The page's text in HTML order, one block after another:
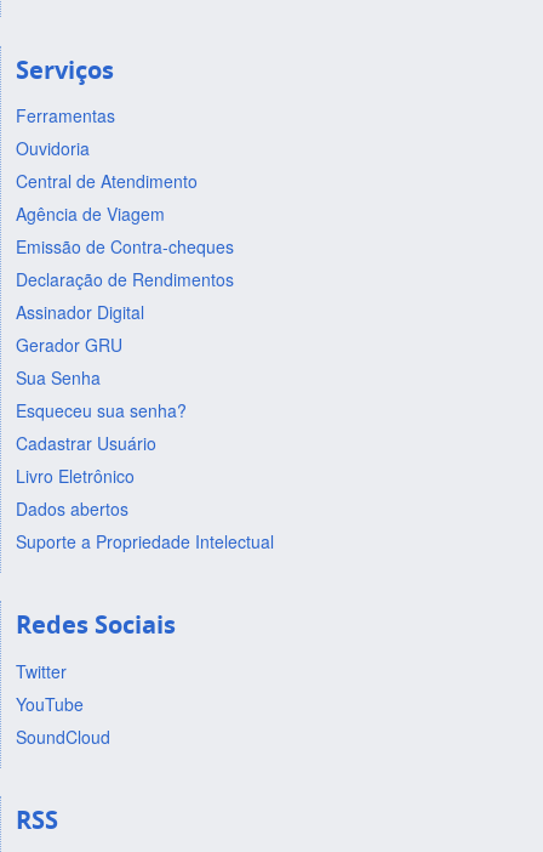
Serviços
Ferramentas
Ouvidoria
Central de Atendimento
Agência de Viagem
Emissão de Contra-cheques
Declaração de Rendimentos
Assinador Digital
Gerador GRU
Sua Senha
Esqueceu sua senha?
Cadastrar Usuário
Livro Eletrônico
Dados abertos
Suporte a Propriedade Intelectual
Redes Sociais
Twitter
YouTube
SoundCloud
RSS